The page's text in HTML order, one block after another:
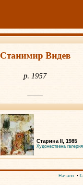
Станимир Видев
р. 1957
Старина II, 1985
Художествена
Начало •